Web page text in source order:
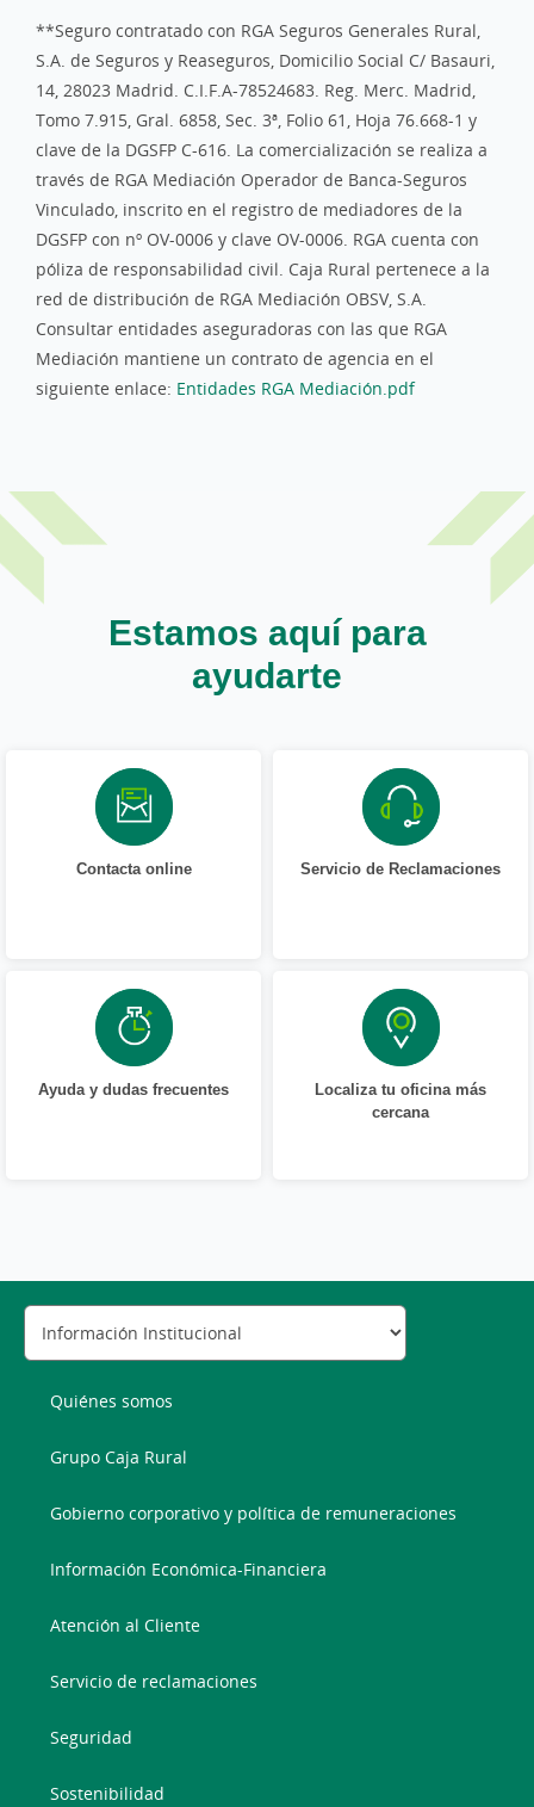
**Seguro contratado con RGA Seguros Generales Rural,
S.A. de Seguros y Reaseguros, Domicilio Social C/ Basauri,
14, 28023 Madrid. C.I.F.A-78524683. Reg. Merc. Madrid,
Tomo 7.915, Gral. 6858, Sec. 3ª, Folio 61, Hoja 76.668-1 y
clave de la DGSFP C-616. La comercialización se realiza a
través de RGA Mediación Operador de Banca-Seguros
Vinculado, inscrito en el registro de mediadores de la
DGSFP con nº OV-0006 y clave OV-0006. RGA cuenta con
póliza de responsabilidad civil. Caja Rural pertenece a la
red de distribución de RGA Mediación OBSV, S.A.
Consultar entidades aseguradoras con las que RGA
Mediación mantiene un contrato de agencia en el
siguiente enlace: Entidades RGA Mediación.pdf
Estamos aquí para
ayudarte
Contacta online Servicio de Reclamaciones
Ayuda y dudas frecuentes
Localiza tu oficina más
cercana
Quiénes somos
Grupo Caja Rural
Gobierno corporativo y política de remuneraciones
Información Económica-Financiera
Atención al Cliente
Servicio de reclamaciones
Seguridad
Sostenibilidad